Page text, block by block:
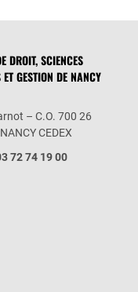
DROIT, SCIENCES
GESTION DE NANCY
– C.O. 700 26
CEDEX
72 74 19 00